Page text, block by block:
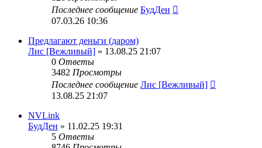
Последнее сообщение БудДен
07.03.26 10:36
Предлагают деньги (даром)
Лис [Вежливый] » 13.08.25 21:07
0 Ответы
3482 Просмотры
Последнее сообщение Лис [Вежливый]
13.08.25 21:07
NVLink
БудДен » 11.02.25 19:31
5 Ответы